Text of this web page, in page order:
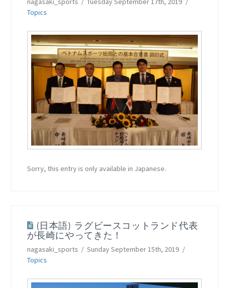
Topics
Sorry, this entry is only available in Japanese.
(日本語) ラグビースコットランド代表
が長崎にやってきた！
nagasaki_sports
Sunday September 15th, 2019
Topics